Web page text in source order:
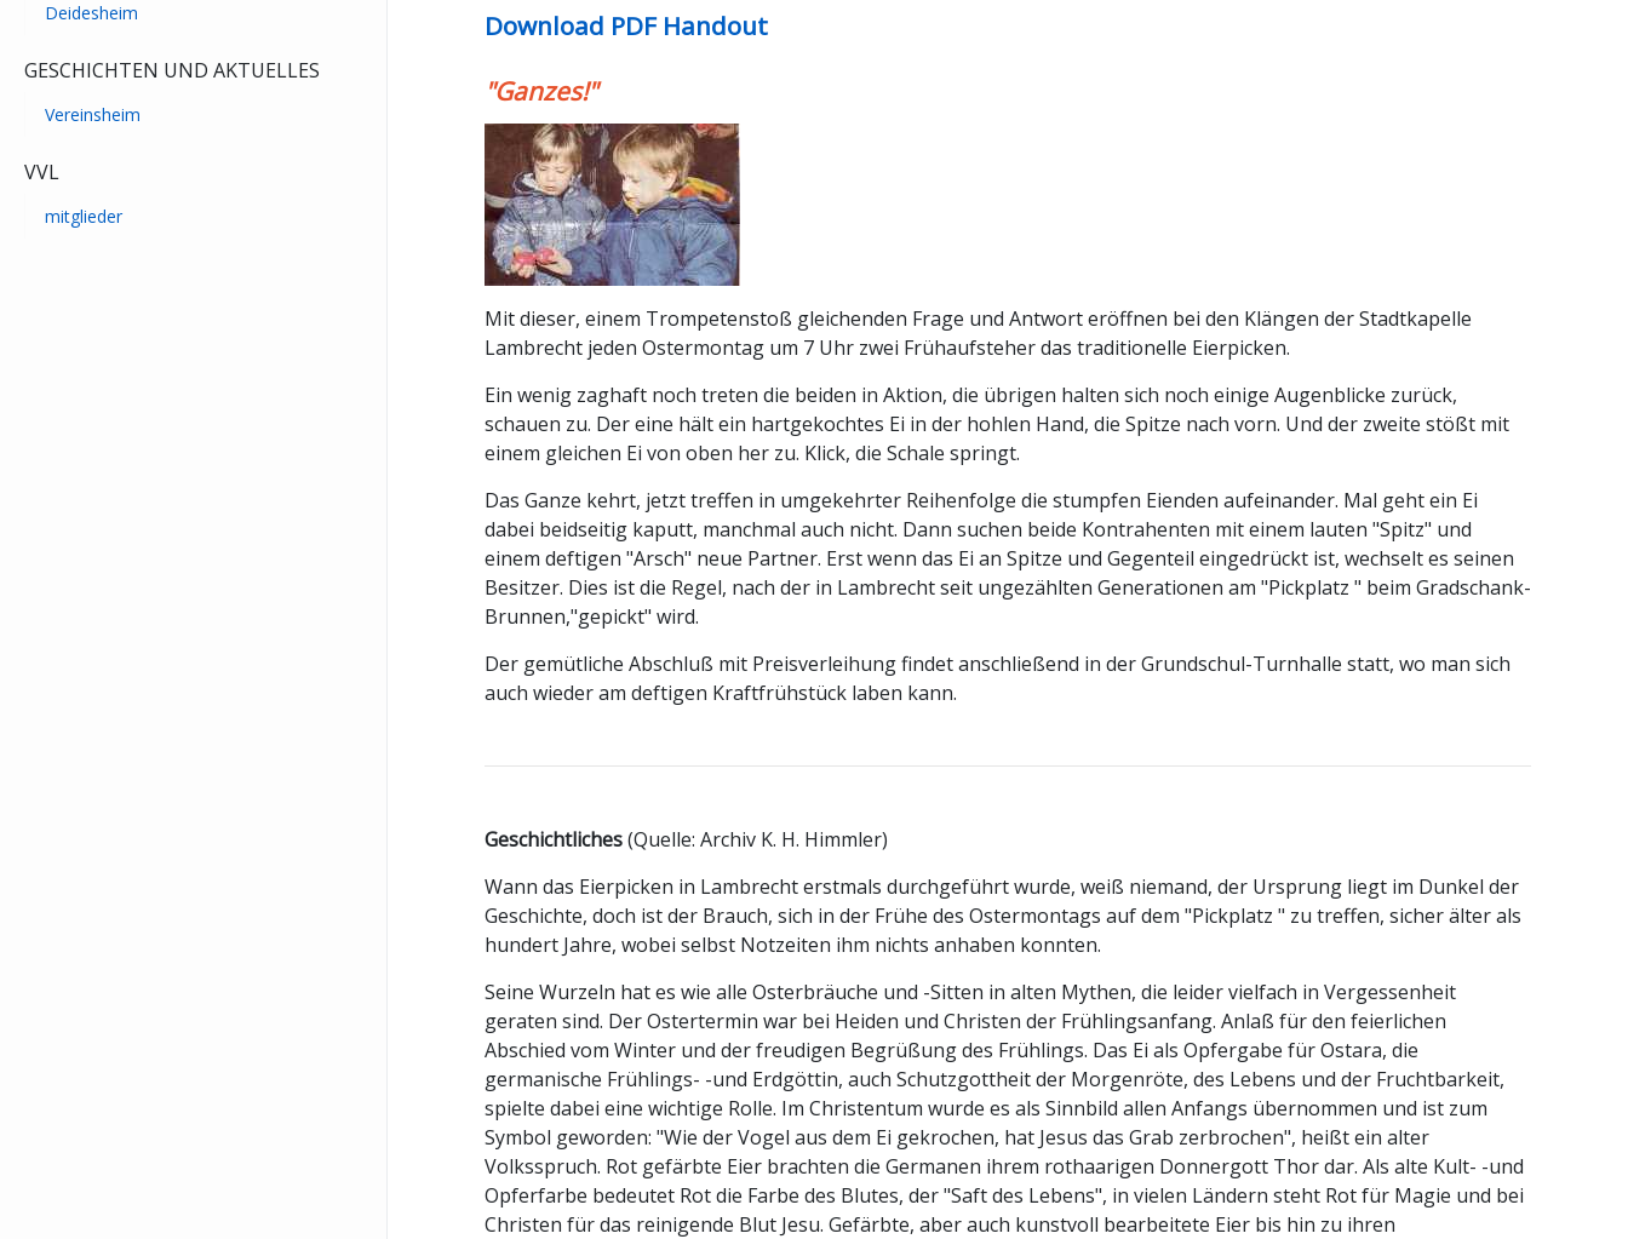
Deidesheim
GESCHICHTEN UND AKTUELLES
Vereinsheim
VVL
mitglieder
Download PDF Handout
"Ganzes!"
Mit dieser, einem Trompetenstoß gleichenden Frage und Antwort eröffnen bei den Klängen der Stadtkapelle
Lambrecht jeden Ostermontag um 7 Uhr zwei Frühaufsteher das traditionelle Eierpicken.
Ein wenig zaghaft noch treten die beiden in Aktion, die übrigen halten sich noch einige Augenblicke zurück,
schauen zu. Der eine hält ein hartgekochtes Ei in der hohlen Hand, die Spitze nach vorn. Und der zweite stößt mit
einem gleichen Ei von oben her zu. Klick, die Schale springt.
Das Ganze kehrt, jetzt treffen in umgekehrter Reihenfolge die stumpfen Eienden aufeinander. Mal geht ein Ei
dabei beidseitig kaputt, manchmal auch nicht. Dann suchen beide Kontrahenten mit einem lauten "Spitz" und
einem deftigen "Arsch" neue Partner. Erst wenn das Ei an Spitze und Gegenteil eingedrückt ist, wechselt es seinen
Besitzer. Dies ist die Regel, nach der in Lambrecht seit ungezählten Generationen am "Pickplatz " beim Gradschank-
Brunnen,"gepickt" wird.
Der gemütliche Abschluß mit Preisverleihung findet anschließend in der Grundschul-Turnhalle statt, wo man sich
auch wieder am deftigen Kraftfrühstück laben kann.
Geschichtliches(Quelle: Archiv K. H. Himmler)
Wann das Eierpicken in Lambrecht erstmals durchgeführt wurde, weiß niemand, der Ursprung liegt im Dunkel der
Geschichte, doch ist der Brauch, sich in der Frühe des Ostermontags auf dem "Pickplatz " zu treffen, sicher älter als
hundert Jahre, wobei selbst Notzeiten ihm nichts anhaben konnten.
Seine Wurzeln hat es wie alle Osterbräuche und -Sitten in alten Mythen, die leider vielfach in Vergessenheit
geraten sind. Der Ostertermin war bei Heiden und Christen der Frühlingsanfang. Anlaß für den feierlichen
Abschied vom Winter und der freudigen Begrüßung des Frühlings. Das Ei als Opfergabe für Ostara, die
germanische Frühlings- -und Erdgöttin, auch Schutzgottheit der Morgenröte, des Lebens und der Fruchtbarkeit,
spielte dabei eine wichtige Rolle. Im Christentum wurde es als Sinnbild allen Anfangs übernommen und ist zum
Symbol geworden: "Wie der Vogel aus dem Ei gekrochen, hat Jesus das Grab zerbrochen", heißt ein alter
Volksspruch. Rot gefärbte Eier brachten die Germanen ihrem rothaarigen Donnergott Thor dar. Als alte Kult- -und
Opferfarbe bedeutet Rot die Farbe des Blutes, der "Saft des Lebens", in vielen Ländern steht Rot für Magie und bei
Christen für das reinigende Blut Jesu. Gefärbte, aber auch kunstvoll bearbeitete Eier bis hin zu ihren